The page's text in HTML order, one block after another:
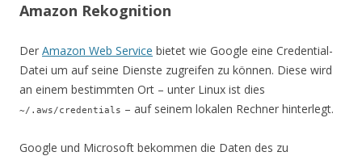
Amazon Rekognition
Der Amazon Web Service bietet wie Google eine Credential-
Datei um auf seine Dienste zugreifen zu können. Diese wird
an einem bestimmten Ort – unter Linux ist dies
~/.aws/credentials – auf seinem lokalen Rechner hinterlegt.
Google und Microsoft bekommen die Daten des zu